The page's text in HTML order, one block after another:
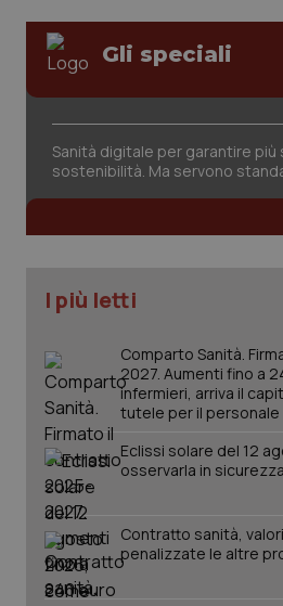
Gli speciali
Sanità digitale per garantire più
sostenibilità. Ma servono
I più letti
Comparto Sanità.
2027. Aumenti fino a
infermieri, arriva il
tutele per il personale
Eclissi solare del 12
osservarla in sicurezza
Contratto sanità,
penalizzate le altre
session-id
_ga